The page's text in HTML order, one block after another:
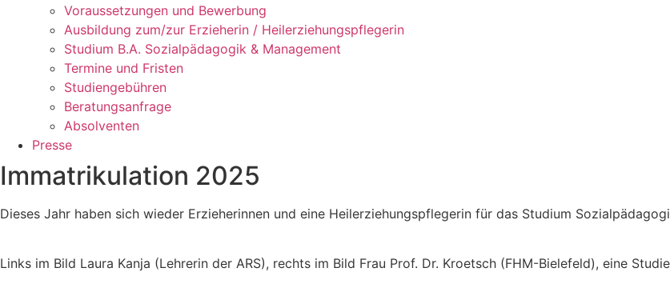
Voraussetzungen und Bewerbung
Ausbildung zum/zur Erzieherin / Heilerziehungspflegerin
Studium B.A. Sozialpädagogik & Management
Termine und Fristen
Studiengebühren
Beratungsanfrage
Absolventen
Presse
Immatrikulation 2025
Dieses Jahr haben sich wieder Erzieherinnen und eine Heilerziehungspflegerin für das Studium
Links im Bild Laura Kanja (Lehrerin der ARS), rechts im Bild Frau Prof. Dr. Kroetsch (FHM-Bielefeld), eine